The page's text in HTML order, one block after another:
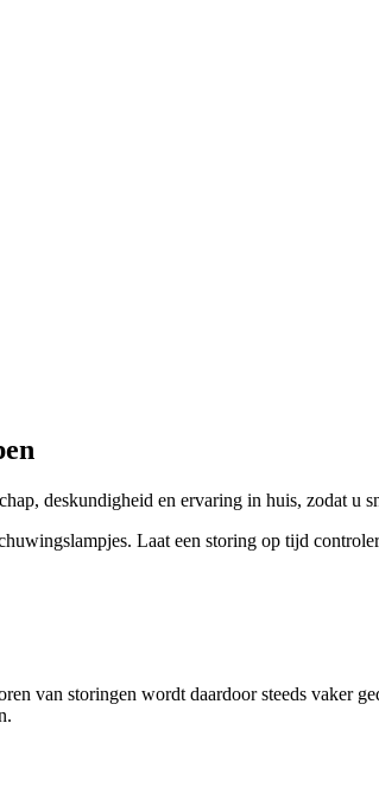
deskundigheid en ervaring in huis, zodat u
Laat een storing op tijd
van storingen wordt daardoor steeds vaker